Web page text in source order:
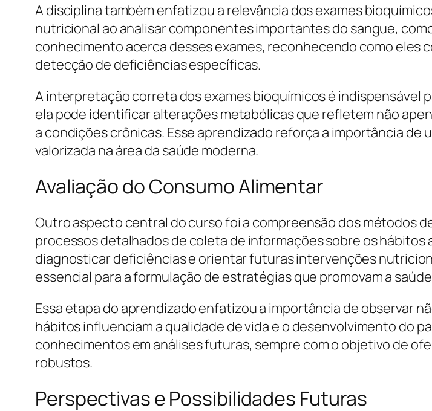
A disciplina também enfatizou a relevância dos exames
nutricional ao analisar componentes importantes do sangue,
conhecimento acerca desses exames, reconhecendo como eles
detecção de deficiências específicas.
A interpretação correta dos exames bioquímicos é indispensável
ela pode identificar alterações metabólicas que refletem não
a condições crônicas. Esse aprendizado reforça a importância de
valorizada na área da saúde moderna.
Avaliação do Consumo Alimentar
Outro aspecto central do curso foi a compreensão dos métodos
processos detalhados de coleta de informações sobre os
diagnosticar deficiências e orientar futuras intervenções
essencial para a formulação de estratégias que promovam a
Essa etapa do aprendizado enfatizou a importância de observar
hábitos influenciam a qualidade de vida e o desenvolvimento do
conhecimentos em análises futuras, sempre com o objetivo de
robustos.
Perspectivas e Possibilidades Futuras